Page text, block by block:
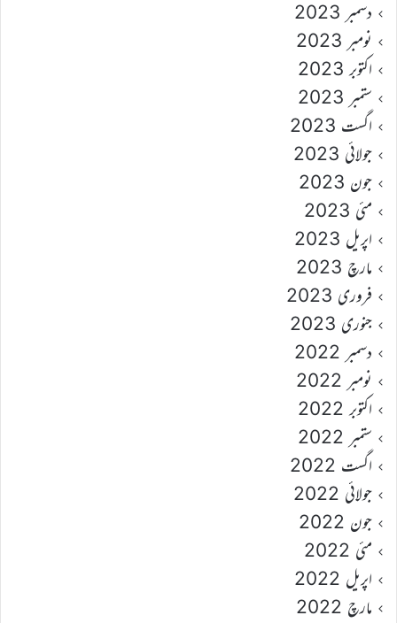
دسمبر 2023
نومبر 2023
اکتوبر 2023
ستمبر 2023
اگست 2023
جولائی 2023
جون 2023
مئی 2023
اپریل 2023
مارچ 2023
فروری 2023
جنوری 2023
دسمبر 2022
نومبر 2022
اکتوبر 2022
ستمبر 2022
اگست 2022
جولائی 2022
جون 2022
مئی 2022
اپریل 2022
مارچ 2022